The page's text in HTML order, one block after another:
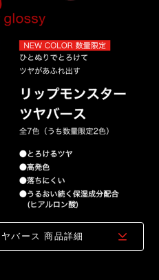
バース 商品詳細